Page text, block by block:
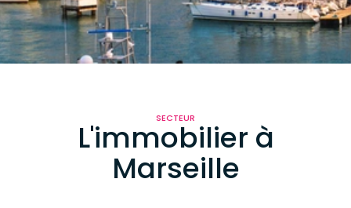
SECTEUR
L'immobilier à
Marseille